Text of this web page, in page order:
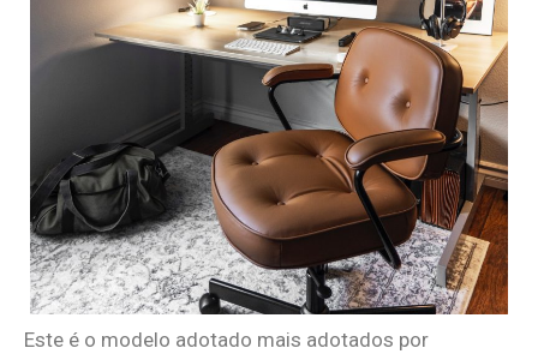
Este é o modelo adotado mais adotados por